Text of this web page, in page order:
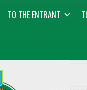
TO THE ENTRANT